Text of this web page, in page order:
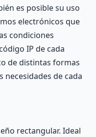
es posible su uso
electrónicos que
condiciones
IP de cada
de distintas formas
necesidades de cada
rectangular. Ideal